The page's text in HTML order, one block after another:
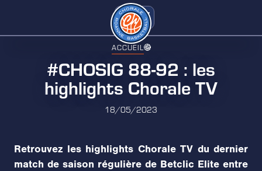
ACCUEIL
#CHOSIG 88-92 : les
highlights Chorale TV
18/05/2023
Retrouvez les highlights Chorale TV du dernier
match de saison régulière de Betclic Elite entre